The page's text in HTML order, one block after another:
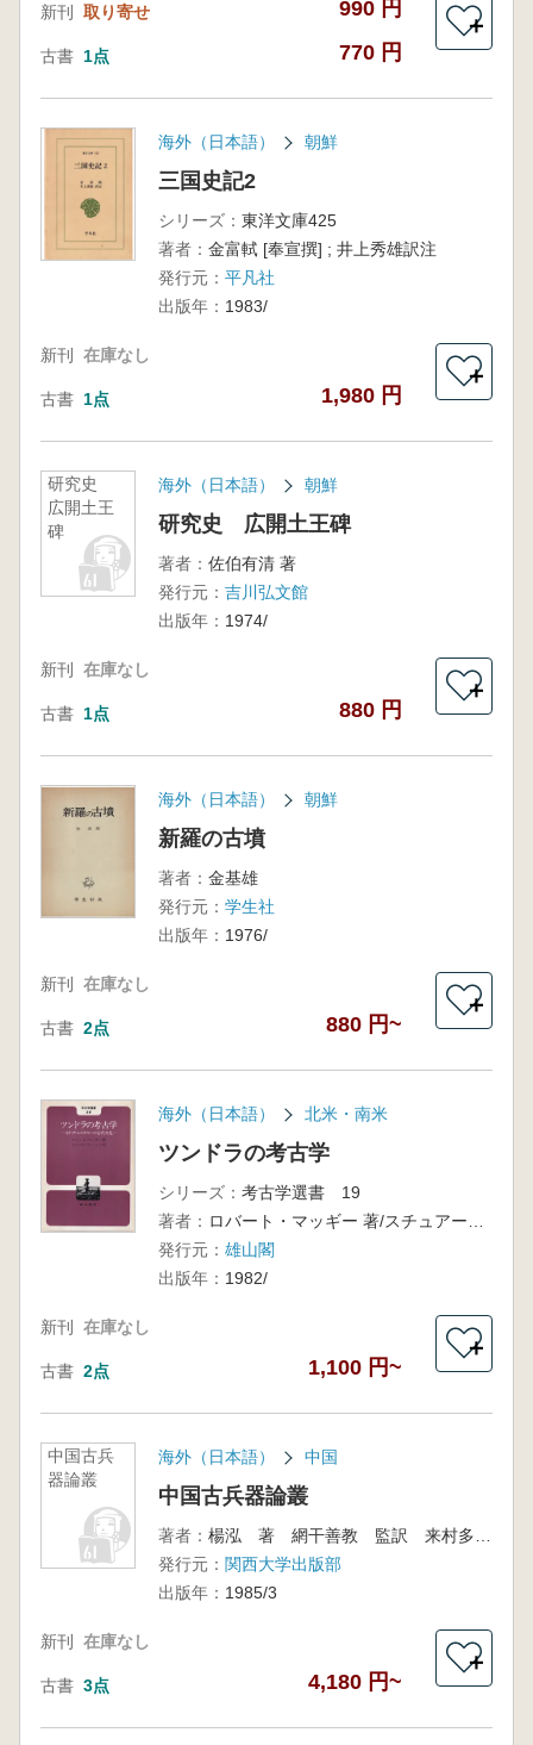
新刊 取り寄せ 990 円
古書 1点 770 円
＋
海外（日本語） 朝鮮
三国史記2
シリーズ： 東洋文庫425
著者： 金富軾 [奉宣撰] ; 井上秀雄訳注
発行元： 平凡社
出版年： 1983/
新刊 在庫なし
古書 1点 1,980 円
＋
研究史
広開土王
碑
海外（日本語） 朝鮮
研究史 広開土王碑
著者： 佐伯有清 著
発行元： 吉川弘文館
出版年： 1974/
新刊 在庫なし
古書 1点 880 円
＋
海外（日本語） 朝鮮
新羅の古墳
著者： 金基雄
発行元： 学生社
出版年： 1976/
新刊 在庫なし
古書 2点 880 円~
＋
海外（日本語） 北米・南米
ツンドラの考古学
シリーズ： 考古学選書 19
著者：
発行元： 雄山閣
出版年： 1982/
新刊 在庫なし
古書 2点 1,100 円~
＋
中国古兵
器論叢
海外（日本語） 中国
中国古兵器論叢
著者：
発行元： 関西大学出版部
出版年： 1985/3
新刊 在庫なし
古書 3点 4,180 円~
＋